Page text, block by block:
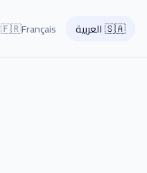
🇸🇦العربية 🇫🇷Français